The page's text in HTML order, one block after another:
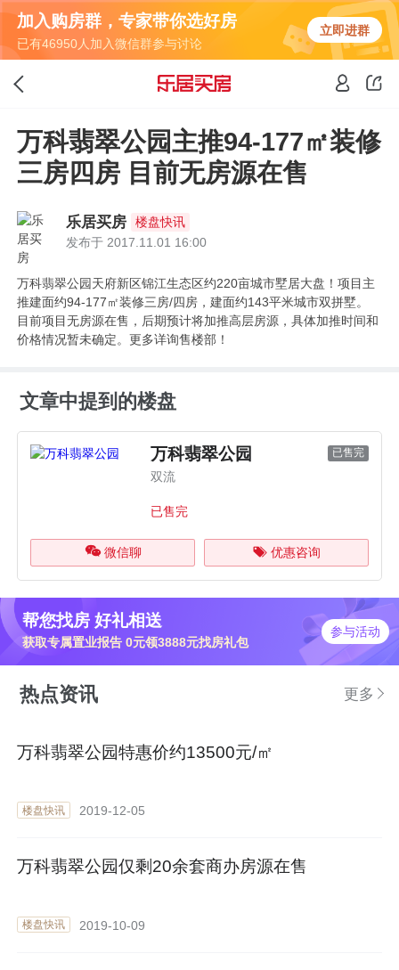
加入购房群，专家带你选好房
已有46950人加入微信群参与讨论
立即进群
万科翡翠公园主推94-177㎡装修
三房四房 目前无房源在售
乐居买房
楼盘快讯
发布于 2017.11.01 16:00
万科翡翠公园天府新区锦江生态区约220亩城市墅居大盘！项目主
推建面约94-177㎡装修三房/四房，建面约143平米城市双拼墅。
目前项目无房源在售，后期预计将加推高层房源，具体加推时间和
价格情况暂未确定。更多详询售楼部！
文章中提到的楼盘
万科翡翠公园 已售完
双流
已售完
微信聊 优惠咨询
帮您找房 好礼相送
获取专属置业报告 0元领3888元找房礼包
参与活动
热点资讯 更多
万科翡翠公园特惠价约13500元/㎡
楼盘快讯 2019-12-05
万科翡翠公园仅剩20余套商办房源在售
楼盘快讯 2019-10-09